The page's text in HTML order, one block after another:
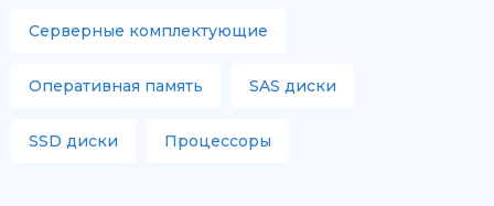
Серверные комплектующие
Оперативная память SAS диски
SSD диски Процессоры